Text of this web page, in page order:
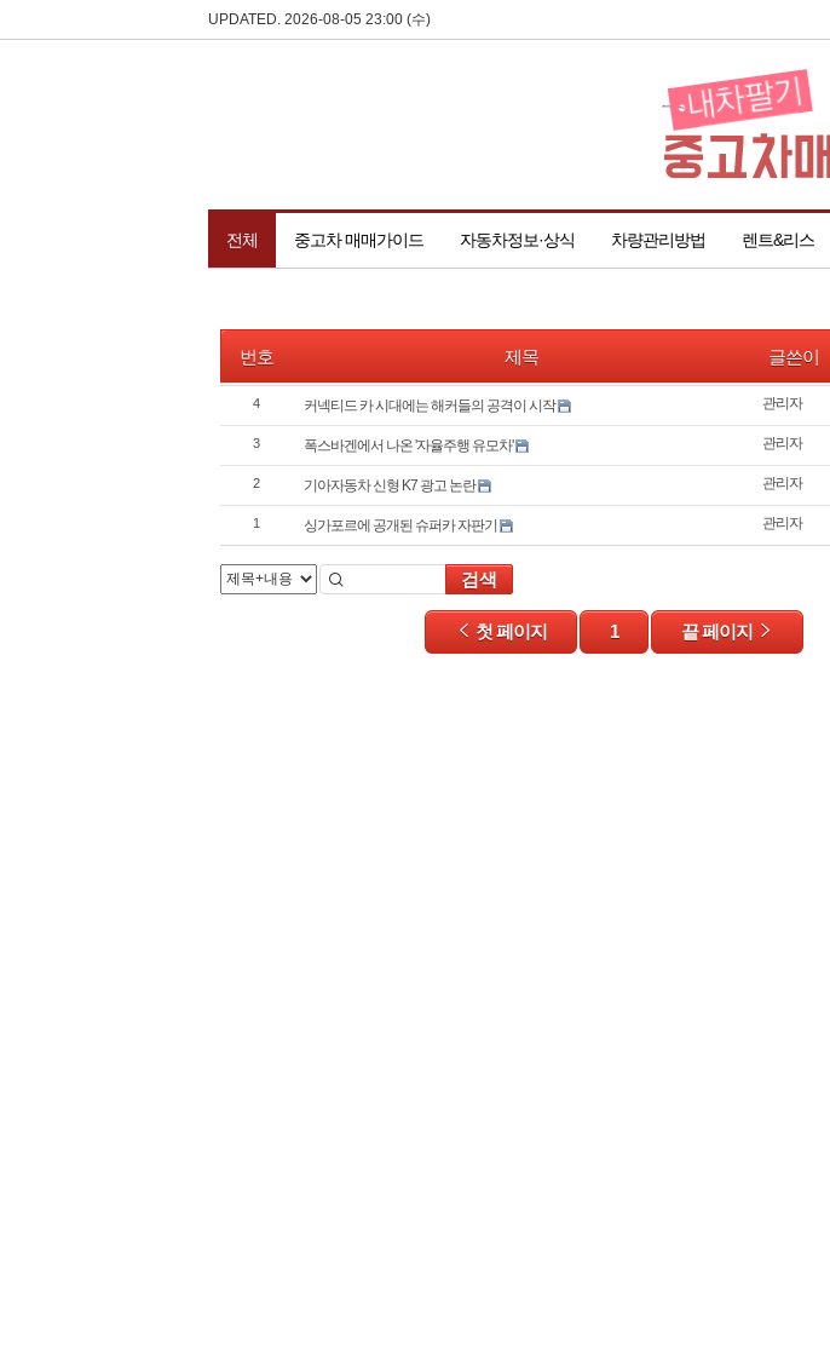
UPDATED. 2026-08-05 23:00 (수)
전체 중고차 매매가이드 자동차정보·상식 차량관리방법 렌트&리스
번호 제목 글쓴이
4 커넥티드 카 시대에는 해커들의 공격이 시작 관리자
3 폭스바겐에서 나온 '자율주행 유모차' 관리자
2 기아자동차 신형 K7 광고 논란 관리자
1 싱가포르에 공개된 슈퍼카 자판기 관리자
검색
첫 페이지 1 끝 페이지